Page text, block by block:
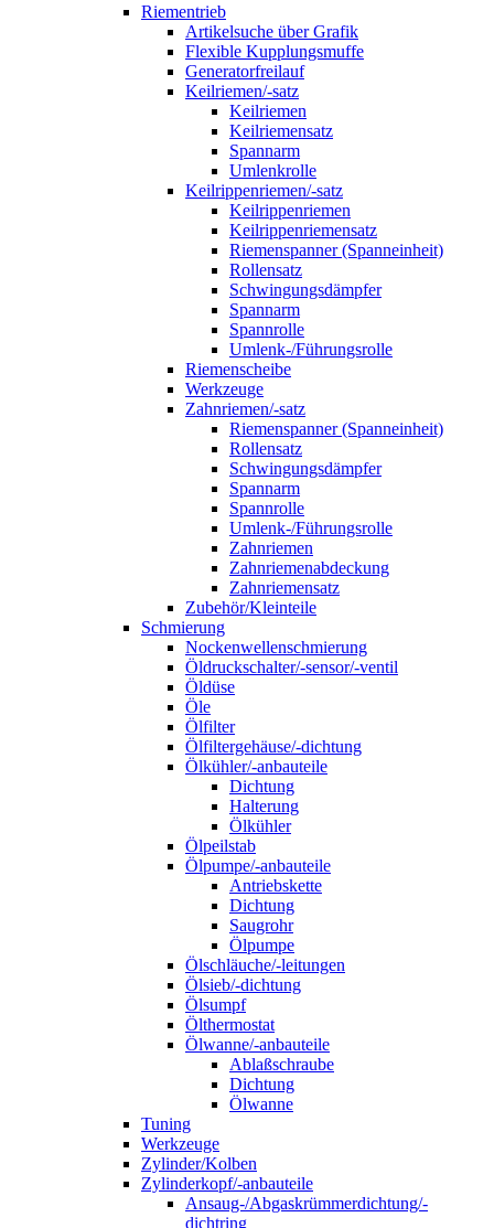
Riementrieb
Artikelsuche über Grafik
Flexible Kupplungsmuffe
Generatorfreilauf
Keilriemen/-satz
Keilriemen
Keilriemensatz
Spannarm
Umlenkrolle
Keilrippenriemen/-satz
Keilrippenriemen
Keilrippenriemensatz
Riemenspanner (Spanneinheit)
Rollensatz
Schwingungsdämpfer
Spannarm
Spannrolle
Umlenk-/Führungsrolle
Riemenscheibe
Werkzeuge
Zahnriemen/-satz
Riemenspanner (Spanneinheit)
Rollensatz
Schwingungsdämpfer
Spannarm
Spannrolle
Umlenk-/Führungsrolle
Zahnriemen
Zahnriemenabdeckung
Zahnriemensatz
Zubehör/Kleinteile
Schmierung
Nockenwellenschmierung
Öldruckschalter/-sensor/-ventil
Öldüse
Öle
Ölfilter
Ölfiltergehäuse/-dichtung
Ölkühler/-anbauteile
Dichtung
Halterung
Ölkühler
Ölpeilstab
Ölpumpe/-anbauteile
Antriebskette
Dichtung
Saugrohr
Ölpumpe
Ölschläuche/-leitungen
Ölsieb/-dichtung
Ölsumpf
Ölthermostat
Ölwanne/-anbauteile
Ablaßschraube
Dichtung
Ölwanne
Tuning
Werkzeuge
Zylinder/Kolben
Zylinderkopf/-anbauteile
Ansaug-/Abgaskrümmerdichtung/-
dichtring